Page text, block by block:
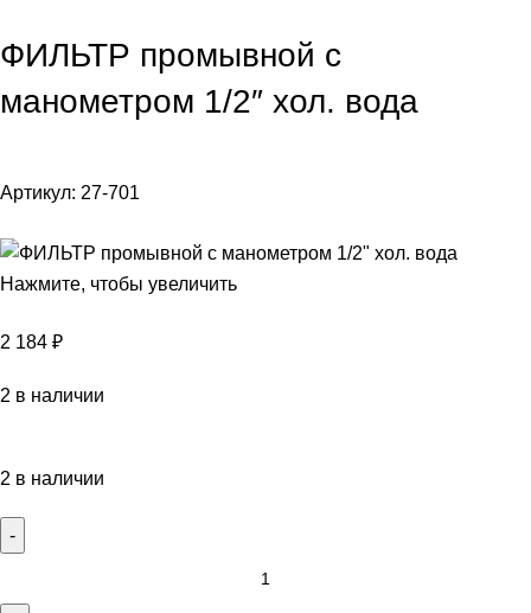
ФИЛЬТР промывной с
манометром 1/2″ хол. вода
Артикул: 27-701
Нажмите, чтобы увеличить
2 184 ₽
2 в наличии
2 в наличии